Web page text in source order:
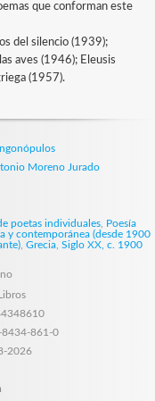
que conforman este
del silencio (1939);
aves (1946); Eleusis
(1957).
Moreno Jurado
poetas individuales, Poesía
y contemporánea (desde 1900
, Grecia, Siglo XX, c. 1900 
861-0
2026